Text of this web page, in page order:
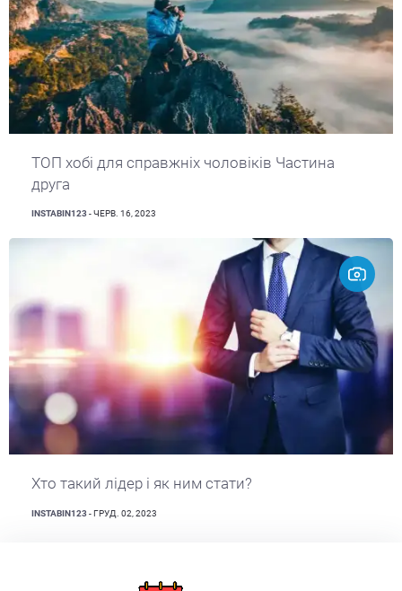
ТОП хобі для справжніх чоловіків Частина
друга
INSTABIN123 - ЧЕРВ. 16, 2023
Хто такий лідер і як ним стати?
INSTABIN123 - ГРУД. 02, 2023